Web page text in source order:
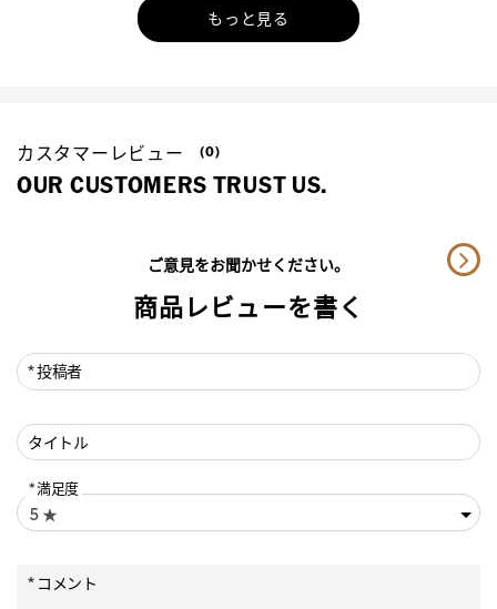
もっと見る
カスタマーレビュー (0)
OUR CUSTOMERS TRUST US.
ご意見をお聞かせください。
商品レビューを書く
投稿者
タイトル
満足度
コメント